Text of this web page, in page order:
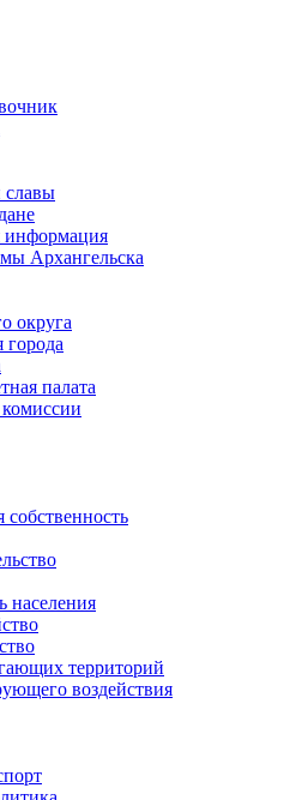
славы
информация
Архангельска
округа
палата
населения
территорий
воздействия